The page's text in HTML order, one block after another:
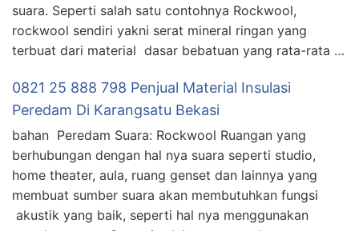
suara. Seperti salah satu contohnya Rockwool,
rockwool sendiri yakni serat mineral ringan yang
terbuat dari material dasar bebatuan yang rata-rata …
0821 25 888 798 Penjual Material Insulasi
Peredam Di Karangsatu Bekasi
bahan Peredam Suara: Rockwool Ruangan yang
berhubungan dengan hal nya suara seperti studio,
home theater, aula, ruang genset dan lainnya yang
membuat sumber suara akan membutuhkan fungsi
akustik yang baik, seperti hal nya menggunakan